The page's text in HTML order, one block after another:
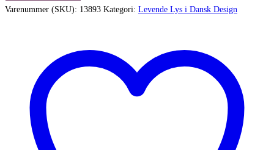
til
Varenummer (SKU): 13893 Kategori: Levende Lys i Dansk Design